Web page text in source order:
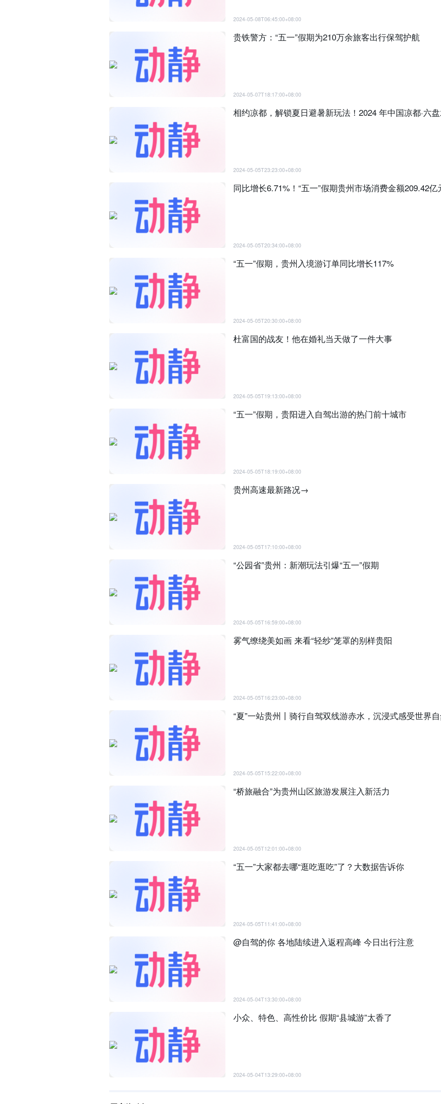
2024-05-08T06:45:00+08:00
贵铁警方：“五一”假期为210万余旅客出行保驾护航
2024-05-07T18:17:00+08:00
相约凉都，解锁夏日避暑新玩法！2024 年中国凉都·六
2024-05-05T23:23:00+08:00
同比增长6.71%！“五一”假期贵州市场消费金额209.42亿
2024-05-05T20:34:00+08:00
“五一”假期，贵州入境游订单同比增长117%
2024-05-05T20:30:00+08:00
杜富国的战友！他在婚礼当天做了一件大事
2024-05-05T19:13:00+08:00
“五一”假期，贵阳进入自驾出游的热门前十城市
2024-05-05T18:19:00+08:00
贵州高速最新路况→
2024-05-05T17:10:00+08:00
“公园省”贵州：新潮玩法引爆“五一”假期
2024-05-05T16:59:00+08:00
雾气缭绕美如画 来看“轻纱”笼罩的别样贵阳
2024-05-05T16:23:00+08:00
“夏”一站贵州丨骑行自驾双线游赤水，沉浸式感受世界
2024-05-05T15:22:00+08:00
“桥旅融合”为贵州山区旅游发展注入新活力
2024-05-05T12:01:00+08:00
“五一”大家都去哪“逛吃逛吃”了？大数据告诉你
2024-05-05T11:41:00+08:00
@自驾的你 各地陆续进入返程高峰 今日出行注意
2024-05-04T13:30:00+08:00
小众、特色、高性价比 假期“县城游”太香了
2024-05-04T13:29:00+08:00